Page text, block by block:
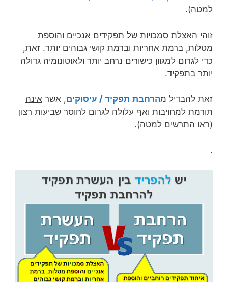
למטה).
זוהי האצלת סמכויות של תפקידים אנכיים והוספת
מטלות, ברמת אחריות וברמת קושי גבוהים יותר. זאת,
כדי לגרום למגוון כישורים נרחב יותר ולאוטונומיה גדולה
יותר בתפקיד.
זאת להבדיל מהרחבת תפקיד / עיסוקים, אשר אינה
תורמת למחויבות ואף עלולה לגרום לחוסר שביעות רצון
(ראו התרשים למטה).
.